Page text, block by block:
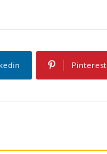
Pinterest